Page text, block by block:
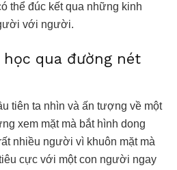
thể đúc kết qua những kinh
với người.
học qua đường nét
tiên ta nhìn và ấn tượng về một
xem mặt mà bắt hình dong
nhiều người vì khuôn mặt mà
cực với một con người ngay